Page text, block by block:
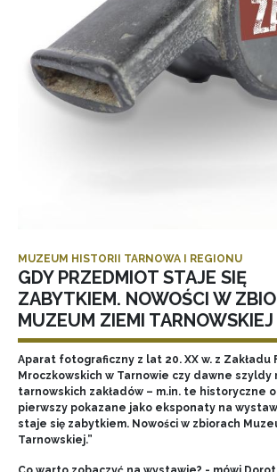
MUZEUM HISTORII TARNOWA I REGIONU
GDY PRZEDMIOT STAJE SIĘ
ZABYTKIEM. NOWOŚCI W
MUZEUM ZIEMI TARNOWSKIEJ
Aparat fotograficzny z lat 20. XX w. z
Mroczkowskich w Tarnowie czy dawne szyldy
tarnowskich zakładów – m.in. te historyczne
pierwszy pokazane jako eksponaty na
staje się zabytkiem. Nowości w zbiorach
Tarnowskiej.”